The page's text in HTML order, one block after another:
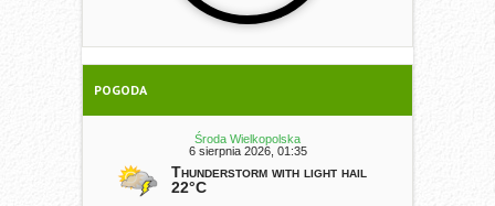
POGODA
Środa Wielkopolska
6 sierpnia 2026, 01:35
Thunderstorm with light hail
22°C